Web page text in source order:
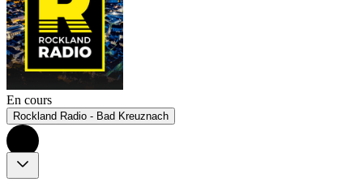
En cours
Rockland Radio - Bad Kreuznach